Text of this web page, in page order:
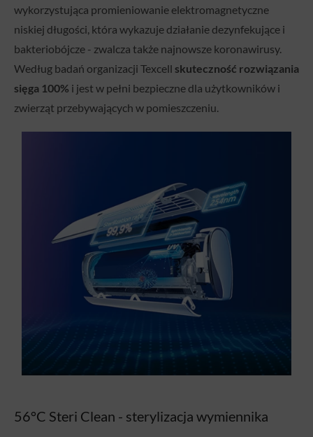
wykorzystująca promieniowanie elektromagnetyczne
niskiej długości, która wykazuje działanie dezynfekujące i
bakteriobójcze - zwalcza także najnowsze koronawirusy.
Według badań organizacji Texcell skuteczność rozwiązania
sięga 100% i jest w pełni bezpieczne dla użytkowników i
zwierząt przebywających w pomieszczeniu.
56°C Steri Clean - sterylizacja wymiennika